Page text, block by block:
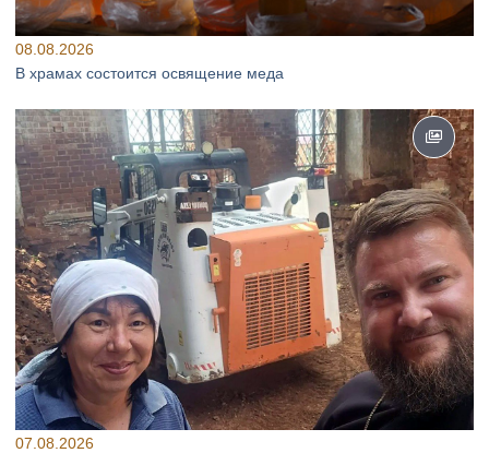
08.08.2026
В храмах состоится освящение меда
07.08.2026